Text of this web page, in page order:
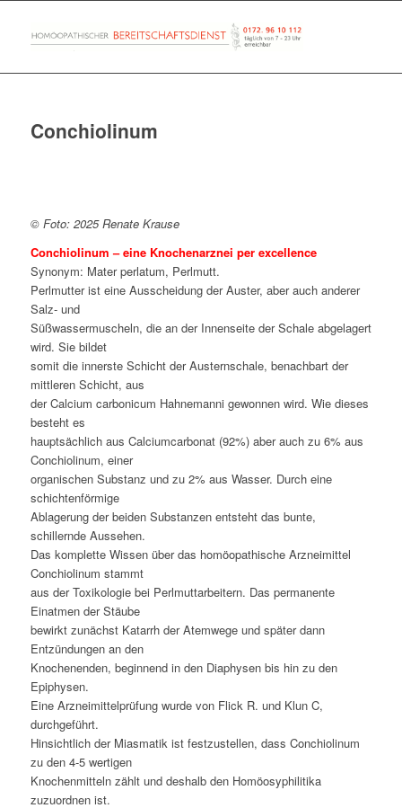
Conchiolinum
© Foto: 2025 Renate Krause
Conchiolinum – eine Knochenarznei per excellence
Synonym: Mater perlatum, Perlmutt.
Perlmutter ist eine Ausscheidung der Auster, aber auch anderer
Salz- und
Süßwassermuscheln, die an der Innenseite der Schale abgelagert
wird. Sie bildet
somit die innerste Schicht der Austernschale, benachbart der
mittleren Schicht, aus
der Calcium carbonicum Hahnemanni gewonnen wird. Wie dieses
besteht es
hauptsächlich aus Calciumcarbonat (92%) aber auch zu 6% aus
Conchiolinum, einer
organischen Substanz und zu 2% aus Wasser. Durch eine
schichtenförmige
Ablagerung der beiden Substanzen entsteht das bunte,
schillernde Aussehen.
Das komplette Wissen über das homöopathische Arzneimittel
Conchiolinum stammt
aus der Toxikologie bei Perlmuttarbeitern. Das permanente
Einatmen der Stäube
bewirkt zunächst Katarrh der Atemwege und später dann
Entzündungen an den
Knochenenden, beginnend in den Diaphysen bis hin zu den
Epiphysen.
Eine Arzneimittelprüfung wurde von Flick R. und Klun C,
durchgeführt.
Hinsichtlich der Miasmatik ist festzustellen, dass Conchiolinum
zu den 4-5 wertigen
Knochenmitteln zählt und deshalb den Homöosyphilitika
zuzuordnen ist.